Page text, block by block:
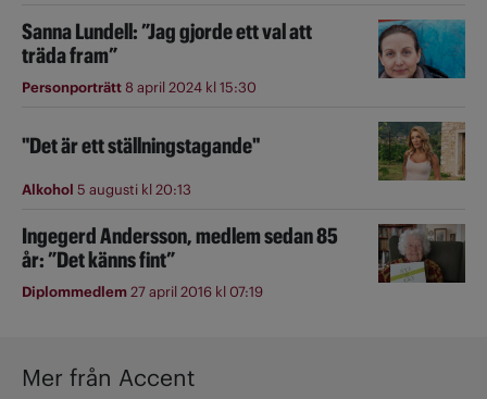
Sanna Lundell: ”Jag gjorde ett val att
träda fram”
Personporträtt8 april 2024 kl 15:30
"Det är ett ställningstagande"
Alkohol 5 augusti kl 20:13
Ingegerd Andersson, medlem sedan 85
år: ”Det känns fint”
Diplommedlem27 april 2016 kl 07:19
Mer från Accent